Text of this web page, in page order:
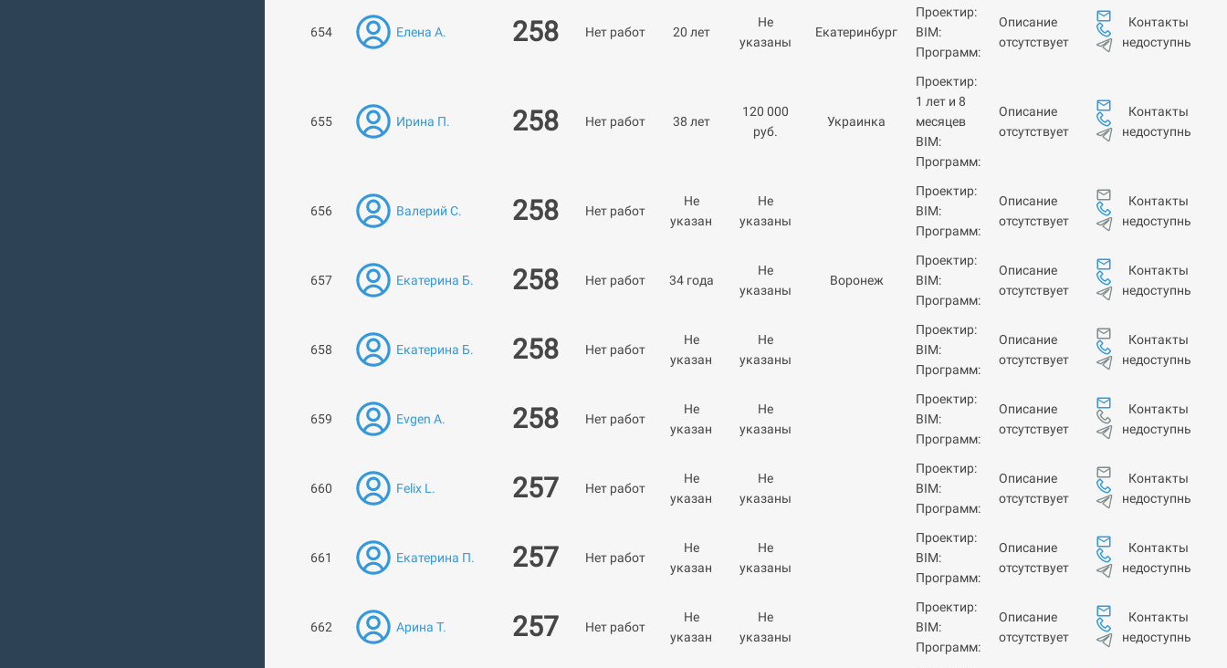
654 Елена А. 258 Нет работ 20 лет
Не
указаны
Екатеринбург
Проектир:
BIM:
Программ:
Описание
отсутствует
Контакты
недоступны
655 Ирина П. 258 Нет работ 38 лет
120 000
руб.
Украинка
Проектир:
1 лет и 8
месяцев
BIM:
Программ:
Описание
отсутствует
Контакты
недоступны
656 Валерий С. 258 Нет работ
Не
указан
Не
указаны
Проектир:
BIM:
Программ:
Описание
отсутствует
Контакты
недоступны
657 Екатерина Б. 258 Нет работ 34 года
Не
указаны
Воронеж
Проектир:
BIM:
Программ:
Описание
отсутствует
Контакты
недоступны
658 Екатерина Б. 258 Нет работ
Не
указан
Не
указаны
Проектир:
BIM:
Программ:
Описание
отсутствует
Контакты
недоступны
659 Evgen A. 258 Нет работ
Не
указан
Не
указаны
Проектир:
BIM:
Программ:
Описание
отсутствует
Контакты
недоступны
660 Felix L. 257 Нет работ
Не
указан
Не
указаны
Проектир:
BIM:
Программ:
Описание
отсутствует
Контакты
недоступны
661 Екатерина П. 257 Нет работ
Не
указан
Не
указаны
Проектир:
BIM:
Программ:
Описание
отсутствует
Контакты
недоступны
662 Арина Т. 257 Нет работ
Не
указан
Не
указаны
Проектир:
BIM:
Программ:
Описание
отсутствует
Контакты
недоступны